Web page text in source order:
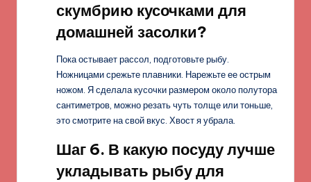
скумбрию кусочками для
домашней засолки?
Пока остывает рассол, подготовьте рыбу.
Ножницами срежьте плавники. Нарежьте ее острым
ножом. Я сделала кусочки размером около полутора
сантиметров, можно резать чуть толще или тоньше,
это смотрите на свой вкус. Хвост я убрала.
Шаг 6. В какую посуду лучше
укладывать рыбу для